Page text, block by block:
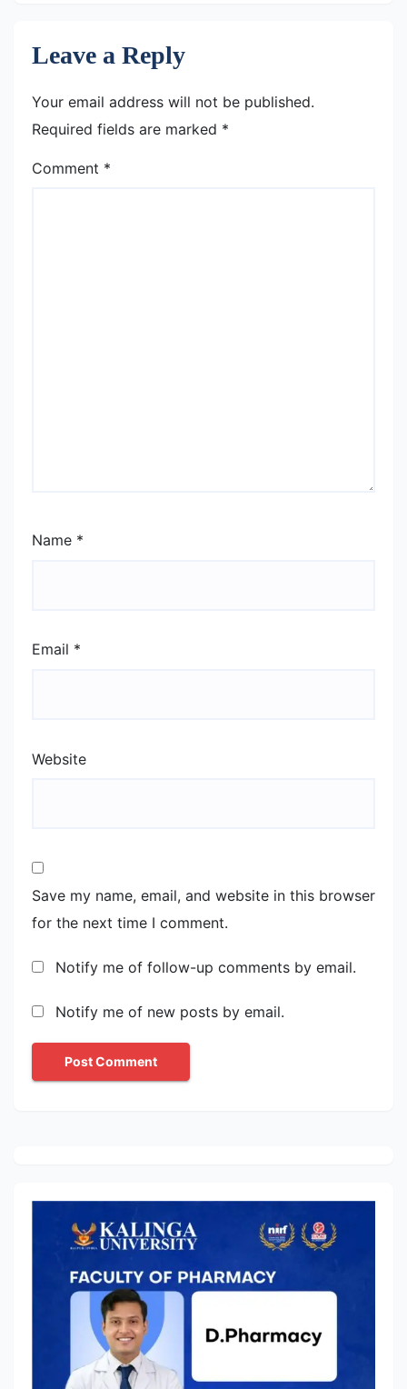
Leave a Reply
Your email address will not be published.
Required fields are marked *
Comment *
Name *
Email *
Website
Save my name, email, and website in this browser
for the next time I comment.
Notify me of follow-up comments by email.
Notify me of new posts by email.